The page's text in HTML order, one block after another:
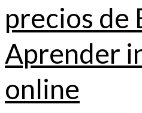
precios de
Aprender
online